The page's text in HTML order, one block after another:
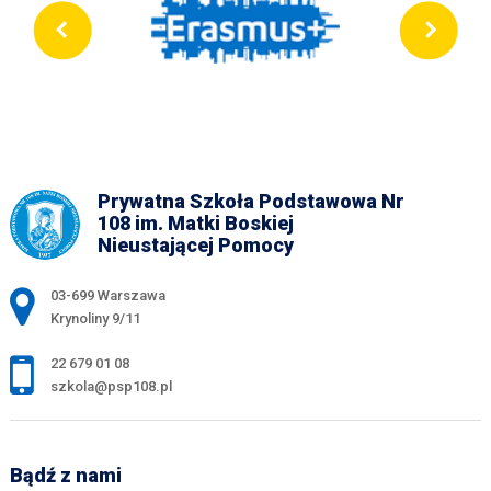
Prywatna Szkoła Podstawowa Nr
108 im. Matki Boskiej
Nieustającej Pomocy
Adres pocztowy:
03-699 Warszawa
Krynoliny 9/11
22 679 01 08
szkola@psp108.pl
Bądź z nami